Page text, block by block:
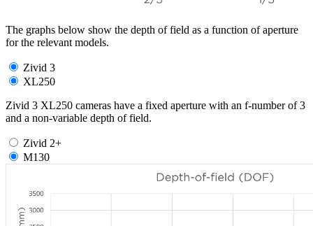
The graphs below show the depth of field as a function of aperture
for the relevant models.
Zivid 3
XL250
Zivid 3 XL250 cameras have a fixed aperture with an f-number of 3
and a non-variable depth of field.
Zivid 2+
M130